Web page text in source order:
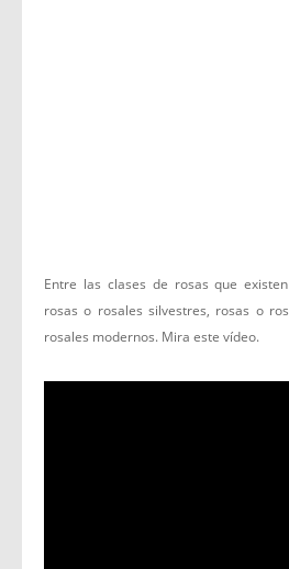
Entre las clases de rosas que
rosas o rosales silvestres, rosas o
rosales modernos. Mira este vídeo.